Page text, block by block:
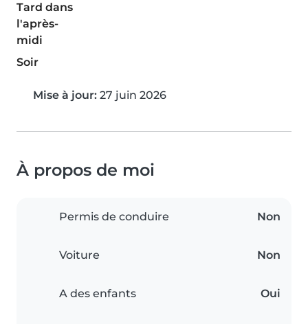
Tard dans
l'après-
midi
Soir
Mise à jour: 27 juin 2026
À propos de moi
Permis de conduire Non
Voiture Non
A des enfants Oui